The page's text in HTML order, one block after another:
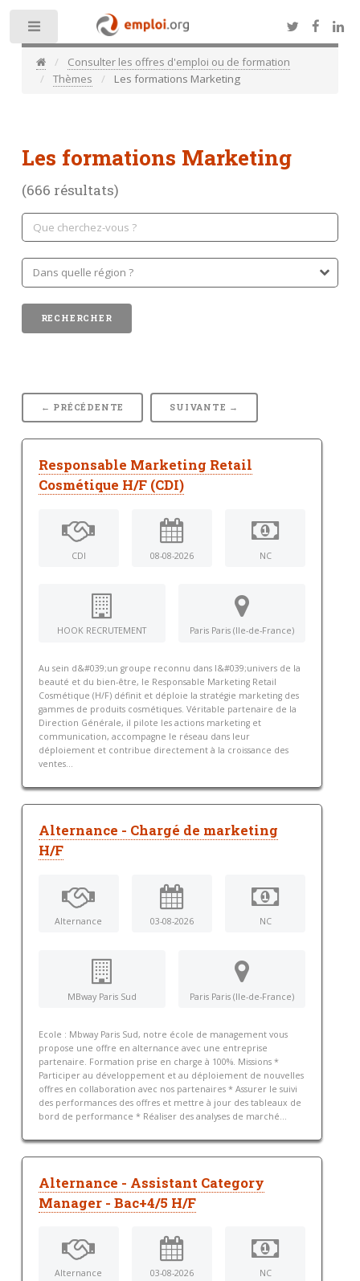
Consulter les offres d'emploi ou de formation
Thèmes
Les formations Marketing
Les formations Marketing
(666 résultats)
← PRÉCÉDENTE SUIVANTE →
Responsable Marketing Retail
Cosmétique H/F (CDI)
CDI 08-08-2026 NC
HOOK RECRUTEMENT Paris Paris (Ile-de-France)
Au sein d&#039;un groupe reconnu dans l&#039;univers de la
beauté et du bien-être, le Responsable Marketing Retail
Cosmétique (H/F) définit et déploie la stratégie marketing des
gammes de produits cosmétiques. Véritable partenaire de la
Direction Générale, il pilote les actions marketing et
communication, accompagne le réseau dans leur
déploiement et contribue directement à la croissance des
ventes...
Alternance - Chargé de marketing
H/F
Alternance 03-08-2026 NC
MBway Paris Sud Paris Paris (Ile-de-France)
Ecole : Mbway Paris Sud, notre école de management vous
propose une offre en alternance avec une entreprise
partenaire. Formation prise en charge à 100%. Missions *
Participer au développement et au déploiement de nouvelles
offres en collaboration avec nos partenaires * Assurer le suivi
des performances des offres et mettre à jour des tableaux de
bord de performance * Réaliser des analyses de marché...
Alternance - Assistant Category
Manager - Bac+4/5 H/F
Alternance 03-08-2026 NC
Toggle